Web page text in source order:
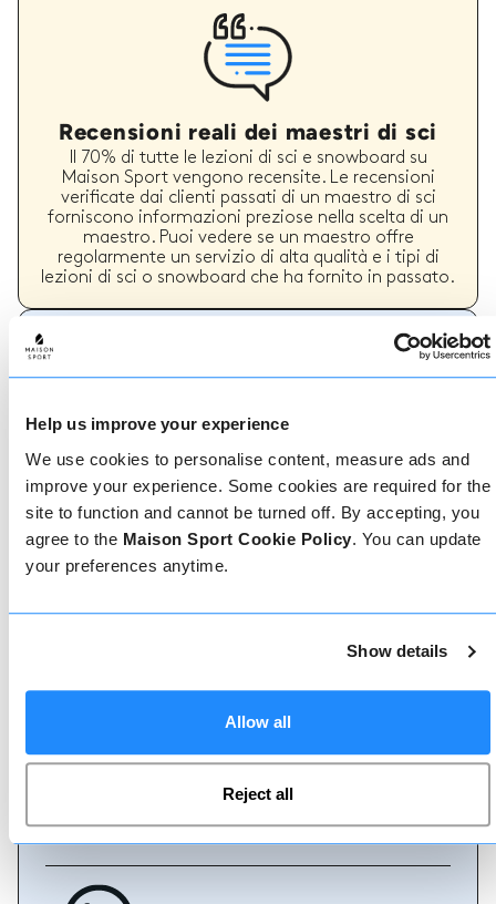
Help us improve your experience
We use cookies to personalise content, measure ads and
improve your experience. Some cookies are required for the
site to function and cannot be turned off. By accepting, you
agree to the Maison Sport Cookie Policy. You can update
your preferences anytime.
Show details
Allow all
Reject all
Recensioni reali dei maestri di sci
Il 70% di tutte le lezioni di sci e snowboard su
Maison Sport vengono recensite. Le recensioni
verificate dai clienti passati di un maestro di sci
forniscono informazioni preziose nella scelta di un
maestro. Puoi vedere se un maestro offre
regolarmente un servizio di alta qualità e i tipi di
lezioni di sci o snowboard che ha fornito in passato.
Come prenotare
Prenotare con noi non potrebbe essere più
semplice, il nostro team di esperti è sempre a
o parlate con il nostro team se avete bisogno di
assistenza.